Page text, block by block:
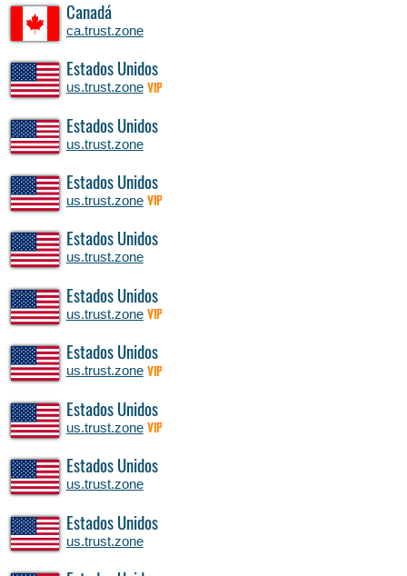
Canadá
ca.trust.zone
Estados Unidos
us.trust.zone VIP
Estados Unidos
us.trust.zone
Estados Unidos
us.trust.zone VIP
Estados Unidos
us.trust.zone
Estados Unidos
us.trust.zone VIP
Estados Unidos
us.trust.zone VIP
Estados Unidos
us.trust.zone VIP
Estados Unidos
us.trust.zone
Estados Unidos
us.trust.zone